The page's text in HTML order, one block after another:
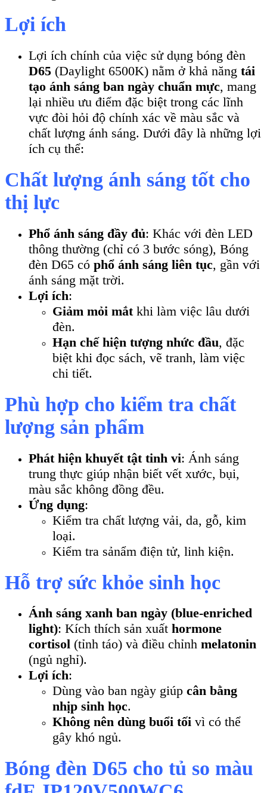
Lợi ích
Lợi ích chính của việc sử dụng bóng đèn
D65 (Daylight 6500K) nằm ở khả năng tái
tạo ánh sáng ban ngày chuẩn mực, mang
lại nhiều ưu điểm đặc biệt trong các lĩnh
vực đòi hỏi độ chính xác về màu sắc và
chất lượng ánh sáng. Dưới đây là những lợi
ích cụ thể:
Chất lượng ánh sáng tốt cho
thị lực
Phổ ánh sáng đầy đủ: Khác với đèn LED
thông thường (chỉ có 3 bước sóng), Bóng
đèn D65 có phổ ánh sáng liên tục, gần với
ánh sáng mặt trời.
Lợi ích:
Giảm mỏi mắtkhi làm việc lâu dưới
đèn.
Hạn chế hiện tượng nhức đầu, đặc
biệt khi đọc sách, vẽ tranh, làm việc
chi tiết.
Phù hợp cho kiểm tra chất
lượng sản phẩm
Phát hiện khuyết tật tinh vi: Ánh sáng
trung thực giúp nhận biết vết xước, bụi,
màu sắc không đồng đều.
Ứng dụng:
Kiểm tra chất lượng vải, da, gỗ, kim
loại.
Kiểm tra sảnẩm điện tử, linh kiện.
Hỗ trợ sức khỏe sinh học
Ánh sáng xanh ban ngày (blue-enriched
light): Kích thích sản xuất hormone
cortisol (tỉnh táo) và điều chỉnh melatonin
(ngủ nghỉ).
Lợi ích:
Dùng vào ban ngày giúp cân bằng
nhịp sinh học.
Không nên dùng buổi tối vì có thể
gây khó ngủ.
Bóng đèn D65 cho tủ so màu